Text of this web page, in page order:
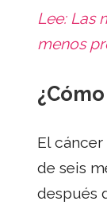
Lee: Las
menos
El
de seis
después